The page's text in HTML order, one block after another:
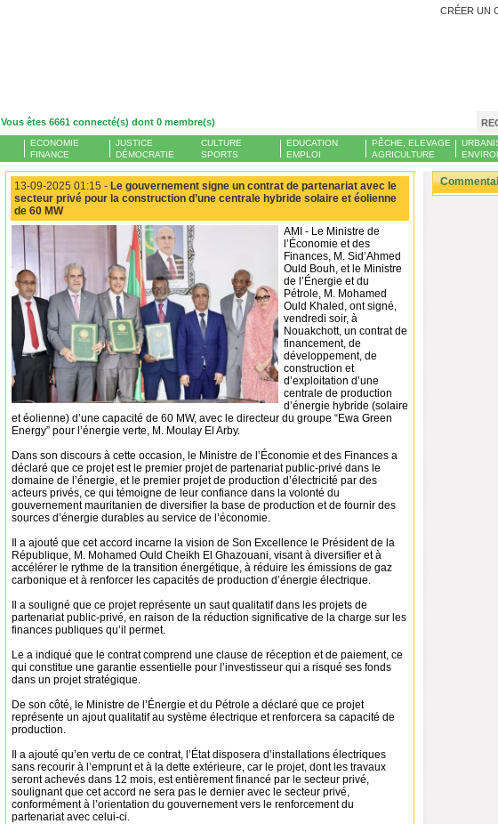
CRÉER UN
Vous êtes 6661 connecté(s) dont 0 membre(s)
ECONOMIE
FINANCE
JUSTICE
DÉMOCRATIE
CULTURE
SPORTS
EDUCATION
EMPLOI
PÊCHE, ELEVAGE
AGRICULTURE
13-09-2025 01:15 - Le gouvernement signe un contrat de partenariat avec le
secteur privé pour la construction d’une centrale hybride solaire et éolienne
de 60 MW
AMI - Le Ministre de
l’Économie et des
Finances, M. Sid’Ahmed
Ould Bouh, et le Ministre
de l’Énergie et du
Pétrole, M. Mohamed
Ould Khaled, ont signé,
vendredi soir, à
Nouakchott, un contrat de
financement, de
développement, de
construction et
d’exploitation d’une
centrale de production
d’énergie hybride (solaire
et éolienne) d’une capacité de 60 MW, avec le directeur du groupe “Ewa Green
Energy” pour l’énergie verte, M. Moulay El Arby.
Dans son discours à cette occasion, le Ministre de l’Économie et des Finances a
déclaré que ce projet est le premier projet de partenariat public-privé dans le
domaine de l’énergie, et le premier projet de production d’électricité par des
acteurs privés, ce qui témoigne de leur confiance dans la volonté du
gouvernement mauritanien de diversifier la base de production et de fournir des
sources d’énergie durables au service de l’économie.
Il a ajouté que cet accord incarne la vision de Son Excellence le Président de la
République, M. Mohamed Ould Cheikh El Ghazouani, visant à diversifier et à
accélérer le rythme de la transition énergétique, à réduire les émissions de gaz
carbonique et à renforcer les capacités de production d’énergie électrique.
Il a souligné que ce projet représente un saut qualitatif dans les projets de
partenariat public-privé, en raison de la réduction significative de la charge sur les
finances publiques qu’il permet.
Le a indiqué que le contrat comprend une clause de réception et de paiement, ce
qui constitue une garantie essentielle pour l’investisseur qui a risqué ses fonds
dans un projet stratégique.
De son côté, le Ministre de l’Énergie et du Pétrole a déclaré que ce projet
représente un ajout qualitatif au système électrique et renforcera sa capacité de
production.
Il a ajouté qu’en vertu de ce contrat, l’État disposera d’installations électriques
sans recourir à l’emprunt et à la dette extérieure, car le projet, dont les travaux
seront achevés dans 12 mois, est entièrement financé par le secteur privé,
soulignant que cet accord ne sera pas le dernier avec le secteur privé,
conformément à l’orientation du gouvernement vers le renforcement du
partenariat avec celui-ci.